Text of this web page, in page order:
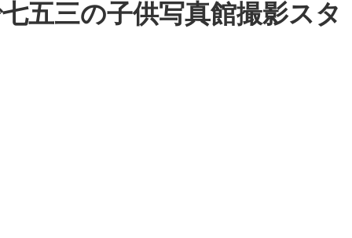
五三の子供写真館撮影スタ